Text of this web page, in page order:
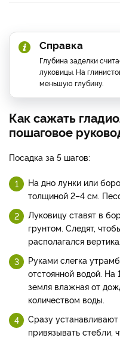
Справка
Глубина заделки
луковицы. На
меньшую глубину.
Как сажать
пошаговое
Посадка за 5 шагов:
На дно лунки или
толщиной 2–4 см.
Луковицу ставят в
грунтом. Следят,
располагался
Руками слегка
отстоянной водой.
земля влажная от
количеством воды.
Сразу
привязывать стебли,